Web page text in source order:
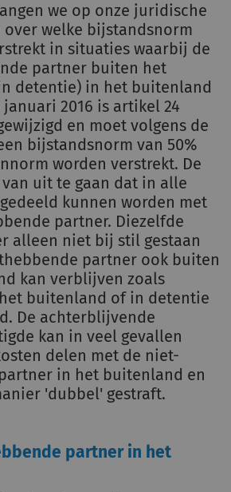
we op onze juridische
over welke bijstandsnorm
in situaties waarbij de
partner buiten het
detentie) in het buitenland
2016 is artikel 24
en moet volgens de
bijstandsnorm van 50%
worden verstrekt. De
uit te gaan dat in alle
kunnen worden met
partner. Diezelfde
alleen niet bij stil gestaan
partner ook buiten
kan verblijven zoals
buitenland of in detentie
De achterblijvende
kan in veel gevallen
delen met de niet-
in het buitenland en
'dubbel' gestraft.
partner in het